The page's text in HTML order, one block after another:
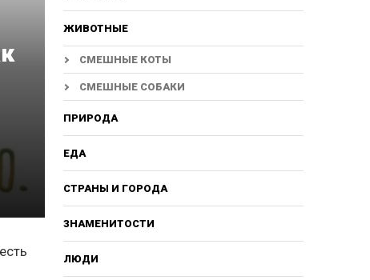
ЖИВОТНЫЕ
СМЕШНЫЕ КОТЫ
СМЕШНЫЕ СОБАКИ
ПРИРОДА
ЕДА
СТРАНЫ И ГОРОДА
ЗНАМЕНИТОСТИ
ЛЮДИ